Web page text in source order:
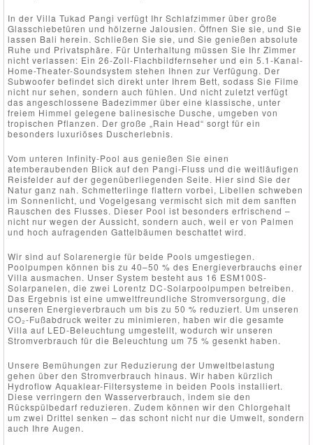
In der Villa Tukad Pangi verfügt Ihr Schlafzimmer über große
Glasschiebetüren und hölzerne Jalousien. Öffnen Sie sie, und Sie
lassen Bali herein. Schließen Sie sie, und Sie genießen absolute
Ruhe und Privatsphäre. Für Unterhaltung müssen Sie Ihr Zimmer
nicht verlassen: Ein 26-Zoll-Flachbildfernseher und ein 5.1-Kanal-
Home-Theater-Soundsystem stehen Ihnen zur Verfügung. Der
Subwoofer befindet sich direkt unter Ihrem Bett, sodass Sie Filme
nicht nur sehen, sondern auch fühlen. Und nicht zuletzt verfügt
das angeschlossene Badezimmer über eine klassische, unter
freiem Himmel gelegene balinesische Dusche, umgeben von
tropischen Pflanzen. Der große „Rain Head“ sorgt für ein
besonders luxuriöses Duscherlebnis.
Vom unteren Infinity-Pool aus genießen Sie einen
atemberaubenden Blick auf den Pangi-Fluss und die weitläufigen
Reisfelder auf der gegenüberliegenden Seite. Hier sind Sie der
Natur ganz nah. Schmetterlinge flattern vorbei, Libellen schweben
im Sonnenlicht, und Vogelgesang vermischt sich mit dem sanften
Rauschen des Flusses. Dieser Pool ist besonders erfrischend –
nicht nur wegen der Aussicht, sondern auch, weil er von Palmen
und hoch aufragenden Gattelbäumen beschattet wird.
Wir sind auf Solarenergie für beide Pools umgestiegen.
Poolpumpen können bis zu 40–50 % des Energieverbrauchs einer
Villa ausmachen. Unser System besteht aus 16 ESM100S-
Solarpanelen, die zwei Lorentz DC-Solarpoolpumpen betreiben.
Das Ergebnis ist eine umweltfreundliche Stromversorgung, die
unseren Energieverbrauch um bis zu 50 % reduziert. Um unseren
CO₂-Fußabdruck weiter zu minimieren, haben wir die gesamte
Villa auf LED-Beleuchtung umgestellt, wodurch wir unseren
Stromverbrauch für die Beleuchtung um 75 % gesenkt haben.
Unsere Bemühungen zur Reduzierung der Umweltbelastung
gehen über den Stromverbrauch hinaus. Wir haben kürzlich
Hydroflow Aquaklear-Filtersysteme in beiden Pools installiert.
Diese verringern den Wasserverbrauch, indem sie den
Rückspülbedarf reduzieren. Zudem können wir den Chlorgehalt
um zwei Drittel senken – das schont nicht nur die Umwelt, sondern
auch Ihre Augen.